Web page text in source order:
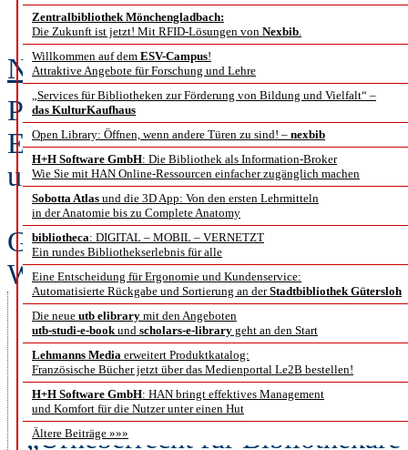
Zentralbibliothek Mönchengladbach:
Die Zukunft ist jetzt! Mit RFID-Lösungen von Nexbib.
Willkommen auf dem ESV-Campus!
Attraktive Angebote für Forschung und Lehre
„Services für Bibliotheken zur Förderung von Bildung und Vielfalt“ –
das KulturKaufhaus
Open Library: Öffnen, wenn andere Türen zu sind! – nexbib
H+H Software GmbH: Die Bibliothek als Information-Broker
Wie Sie mit HAN Online-Ressourcen einfacher zugänglich machen
Sobotta Atlas und die 3D App: Von den ersten Lehrmitteln
in der Anatomie bis zu Complete Anatomy
bibliotheca: DIGITAL – MOBIL – VERNETZT
Ein rundes Bibliothekserlebnis für alle
Eine Entscheidung für Ergonomie und Kundenservice:
Automatisierte Rückgabe und Sortierung an derStadtbibliothek Gütersloh
Die neue utb elibrary mit den Angeboten
utb-studi-e-bookund scholars-e-library geht an den Start
Lehmanns Media erweitert Produktkatalog:
Französische Bücher jetzt über das Medienportal Le2B bestellen!
H+H Software GmbH: HAN bringt effektives Management
und Komfort für die Nutzer unter einen Hut
Ältere Beiträge »»»
dann mal ein
Nonchalance und Biss –
Prof. Dr. Gabriele Beger bekam
Einsatz Anfang des Jahres das
und ging Ende März in den
Nicole Gageur und Prof. Dr.
Gabriele Beger in Hamburg. Sie
Wirken als Direktorin der
Universitätsbibliothek Carl von
Urheberrechtsdebatte.
b.i.t.online verriet sie, dass es
werden wird; unter anderem
„Urheberrecht für